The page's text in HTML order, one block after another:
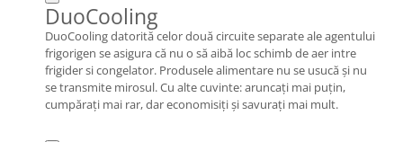
DuoCooling
DuoCooling datorită celor două circuite separate ale agentului
frigorigen se asigura că nu o să aibă loc schimb de aer intre
frigider si congelator. Produsele alimentare nu se usucă şi nu
se transmite mirosul. Cu alte cuvinte: aruncaţi mai puţin,
cumpăraţi mai rar, dar economisiţi şi savuraţi mai mult.